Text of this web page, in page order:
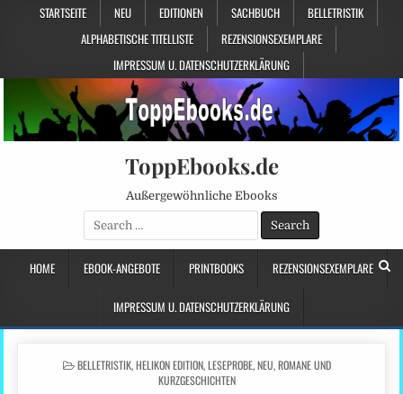
STARTSEITE NEU EDITIONEN SACHBUCH
BELLETRISTIK
ALPHABETISCHE TITELLISTE
REZENSIONSEXEMPLARE
IMPRESSUM U. DATENSCHUTZERKLÄRUNG
ToppEbooks.de
Außergewöhnliche Ebooks
Search
for:
HOME EBOOK-ANGEBOTE PRINTBOOKS REZENSIONSEXEMPLARE
IMPRESSUM U. DATENSCHUTZERKLÄRUNG
POSTED
BELLETRISTIK,HELIKON EDITION,LESEPROBE,NEU,ROMANE UND
KURZGESCHICHTEN